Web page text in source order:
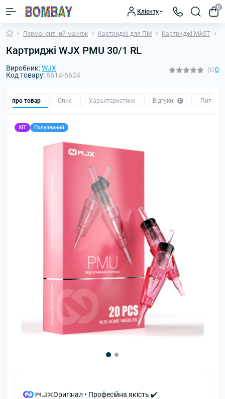
Клієнту
0
Перманентний макіяж Картриджі для ПМ Картриджі MAST
Картриджі WJX PMU 30/1 RL
Виробник:WJX
Код товару: 8614-6624
0
Все про товар Опис Характеристики Відгуки 0 Питання
ХІТ Популярний
Оригінал • Професійна якість ✔️